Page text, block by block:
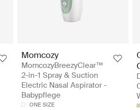
Momcozy
MomcozyBreezyClear™
2-in-1 Spray & Suction
Electric Nasal Aspirator -
Babypflege
ONE SIZE